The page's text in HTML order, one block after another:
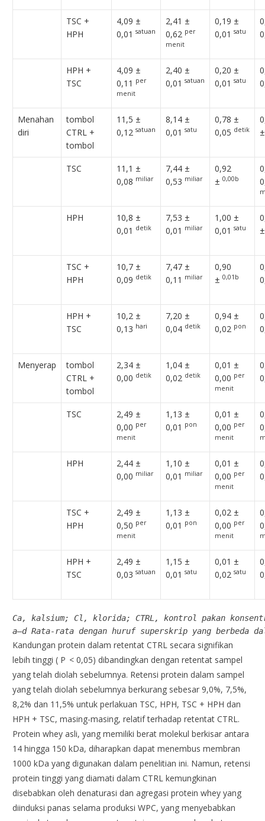
TSC +
HPH
4,09 ±
0,01satuan
2,41 ±
0,62 per
menit
0,19 ±
0,01satu
HPH +
TSC
4,09 ±
0,11 per
menit
2,40 ±
0,01satuan
0,20 ±
0,01satu
Menahan
diri
tombol
CTRL +
tombol
11,5 ±
0,12satuan
8,14 ±
0,01satu
0,78 ±
0,05 detik
TSC
11,1 ±
0,08 miliar
7,44 ±
0,53 miliar
0,92
±0,00b
HPH
10,8 ±
0,01 detik
7,53 ±
0,01 miliar
1,00 ±
0,01satu
TSC +
HPH
10,7 ±
0,09 detik
7,47 ±
0,11 miliar
0,90
±0,01b
HPH +
TSC
10,2 ±
0,13 hari
7,20 ±
0,04 detik
0,94 ±
0,02 pon
Menyerap
tombol
CTRL +
tombol
2,34 ±
0,00 detik
1,04 ±
0,02 detik
0,01 ±
0,00 per
menit
TSC
2,49 ±
0,00 per
menit
1,13 ±
0,01 pon
0,01 ±
0,00 per
menit
HPH
2,44 ±
0,00 miliar
1,10 ±
0,01 miliar
0,01 ±
0,00 per
menit
TSC +
HPH
2,49 ±
0,50 per
menit
1,13 ±
0,01 pon
0,02 ±
0,00 per
menit
HPH +
TSC
2,49 ±
0,03satuan
1,15 ±
0,01satu
0,01 ±
0,02satu
Ca, kalsium; Cl, ​​klorida; CTRL, kontrol pakan
a–d Rata-rata dengan huruf superskrip yang berbeda
Kandungan protein dalam retentat CTRL secara signifikan
lebih tinggi ( P < 0,05) dibandingkan dengan retentat sampel
yang telah diolah sebelumnya. Retensi protein dalam sampel
yang telah diolah sebelumnya berkurang sebesar 9,0%, 7,5%,
8,2% dan 11,5% untuk perlakuan TSC, HPH, TSC + HPH dan
HPH + TSC, masing-masing, relatif terhadap retentat CTRL.
Protein whey asli, yang memiliki berat molekul berkisar antara
14 hingga 150 kDa, diharapkan dapat menembus membran
1000 kDa yang digunakan dalam penelitian ini. Namun, retensi
protein tinggi yang diamati dalam CTRL kemungkinan
disebabkan oleh denaturasi dan agregasi protein whey yang
diinduksi panas selama produksi WPC, yang menyebabkan